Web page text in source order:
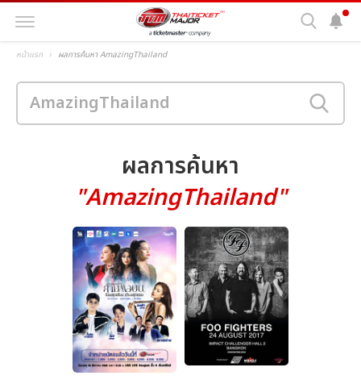
หน้าแรก ผลการค้นหา AmazingThailand
ผลการค้นหา
"AmazingThailand"